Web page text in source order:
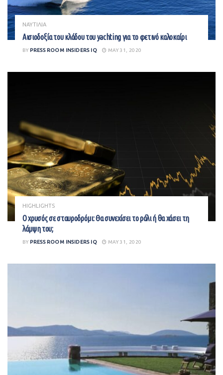
ΝΑΥΤΙΛΙΑ
Αισιοδοξία του κλάδου του yachting για το φετινό καλοκαίρι
BY PRESS ROOM INSIDERS IQ MAY 31, 2020
HIGHLIGHTS
Ο χρυσός σε σταυροδρόμι: Θα συνεχίσει το ράλι ή θα χάσει τη
λάμψη του;
BY PRESS ROOM INSIDERS IQ MAY 31, 2020